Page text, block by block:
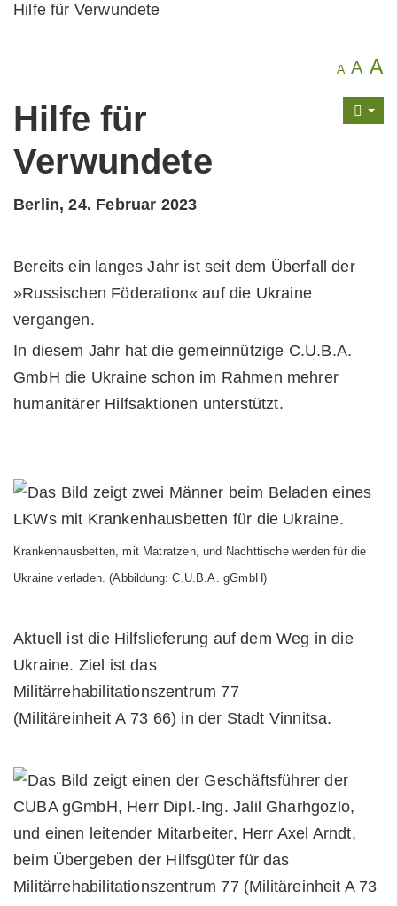
Hilfe für Verwundete
A A A
Hilfe für
Verwundete
Berlin, 24. Februar 2023
Bereits ein langes Jahr ist seit dem Überfall der
»Russischen Föderation« auf die Ukraine
vergangen.
In diesem Jahr hat die gemeinnützige C.U.B.A.
GmbH die Ukraine schon im Rahmen mehrer
humanitärer Hilfsaktionen unterstützt.
Krankenhausbetten, mit Matratzen, und Nachttische werden für die
Ukraine verladen. (Abbildung: C.U.B.A. gGmbH)
Aktuell ist die Hilfslieferung auf dem Weg in die
Ukraine. Ziel ist das
Militärrehabilitationszentrum 77
(Militäreinheit A 73 66) in der Stadt Vinnitsa.